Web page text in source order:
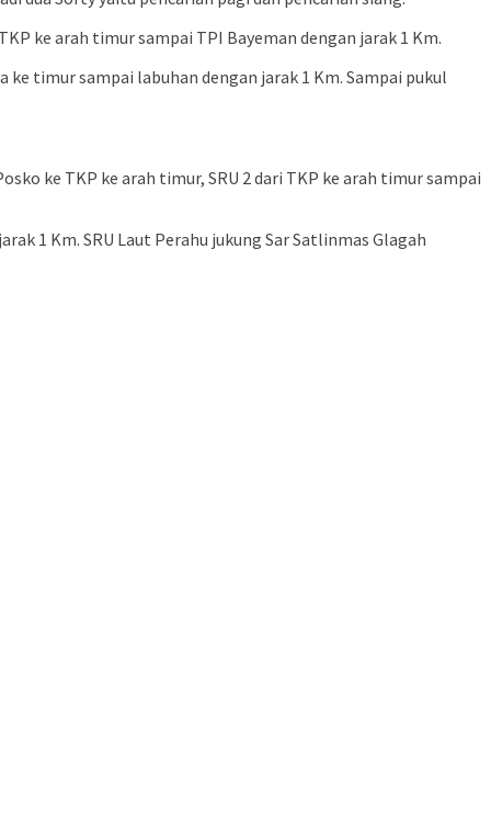
ke arah timur sampai TPI Bayeman dengan jarak 1 Km.
ke timur sampai labuhan dengan jarak 1 Km. Sampai pukul
ke TKP ke arah timur, SRU 2 dari TKP ke arah timur sampai
1 Km. SRU Laut Perahu jukung Sar Satlinmas Glagah